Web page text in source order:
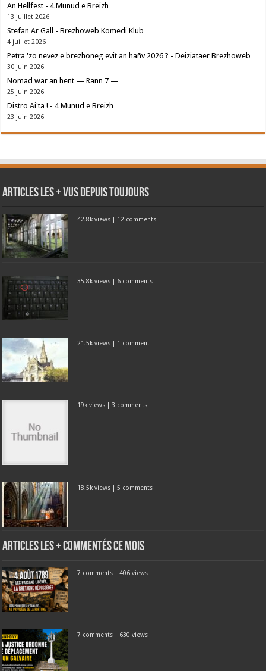
An Hellfest - 4 Munud e Breizh
13 juillet 2026
Stefan Ar Gall - Brezhoweb Komedi Klub
4 juillet 2026
Petra 'zo nevez e brezhoneg evit an hañv 2026 ? - Deiziataer Brezhoweb
30 juin 2026
Nomad war an hent — Rann 7 —
25 juin 2026
Distro Ai'ta ! - 4 Munud e Breizh
23 juin 2026
Articles les + vus depuis toujours
42.8k views | 12 comments
35.8k views | 6 comments
21.5k views | 1 comment
19k views | 3 comments
18.5k views |5 comments
Articles les + commentés ce mois
7 comments |406 views
7 comments | 630 views